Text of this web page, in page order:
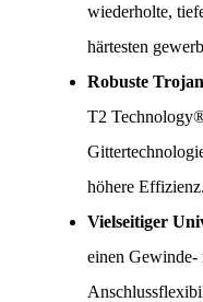
wiederholte,
härtesten
Robuste
T2
höhere Effizienz.
Vielseitiger
einen